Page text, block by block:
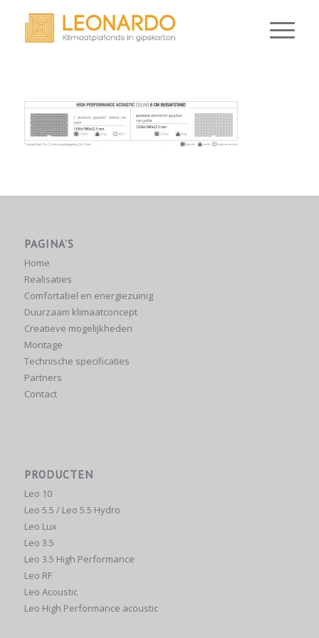
PAGINA’S
Home
Realisaties
Comfortabel en energiezuinig
Duurzaam klimaatconcept
Creatieve mogelijkheden
Montage
Technische specificaties
Partners
Contact
PRODUCTEN
Leo 10
Leo 5.5 / Leo 5.5 Hydro
Leo Lux
Leo 3.5
Leo 3.5 High Performance
Leo RF
Leo Acoustic
Leo High Performance acoustic